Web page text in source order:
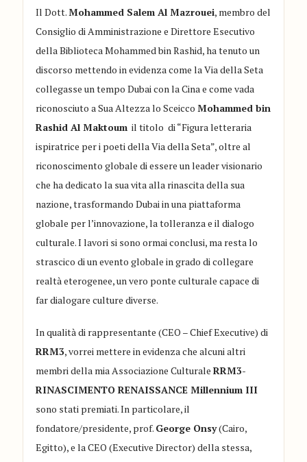
Il Dott.Mohammed Salem AlMazrouei, membro del
Consiglio di Amministrazione e Direttore Esecutivo
della Biblioteca Mohammed binRashid, ha tenuto un
discorso mettendo in evidenza come la Via della Seta
collegasse un tempo Dubai con la Cina e come vada
riconosciuto a Sua Altezza lo SceiccoMohammed bin
Rashid AlMaktoum il titolo di “Figura letteraria
ispiratrice per i poeti della Via della Seta”, oltre al
riconoscimento globale di essere un leader visionario
che ha dedicato la sua vita alla rinascita della sua
nazione, trasformando Dubai in una piattaforma
globale per l’innovazione, la tolleranza e il dialogo
culturale.I lavori si sono ormai conclusi, ma resta lo
strascico di un evento globale in grado di collegare
realtà eterogenee, un vero ponte culturale capace di
far dialogare culture diverse.
In qualità di rappresentante (CEO –ChiefExecutive)di
RRM3, vorrei mettere in evidenza che alcuni altri
membri della mia Associazione CulturaleRRM3-
RINASCIMENTO RENAISSANCE Millennium III
sono stati premiati.In particolare, il
fondatore/presidente, prof. George Onsy(Cairo,
Egitto), e la CEO (ExecutiveDirector) della stessa,